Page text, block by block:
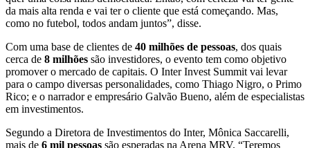
da mais alta renda e vai ter o cliente que está começando. Mas,
como no futebol, todos andam juntos”, disse.
Com uma base de clientes de 40 milhões de pessoas, dos quais
cerca de 8 milhões são investidores, o evento tem como objetivo
promover o mercado de capitais. O Inter Invest Summit vai levar
para o campo diversas personalidades, como Thiago Nigro, o Primo
Rico; e o narrador e empresário Galvão Bueno, além de especialistas
em investimentos.
Segundo a Diretora de Investimentos do Inter, Mônica Saccarelli,
mais de 6 mil pessoas são esperadas na Arena MRV. “Teremos